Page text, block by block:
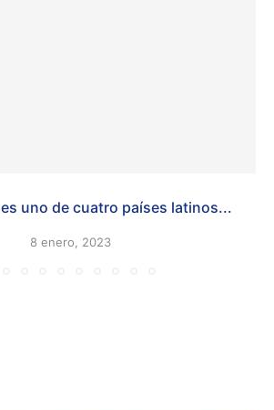
uno de cuatro países latinos...
8 enero, 2023